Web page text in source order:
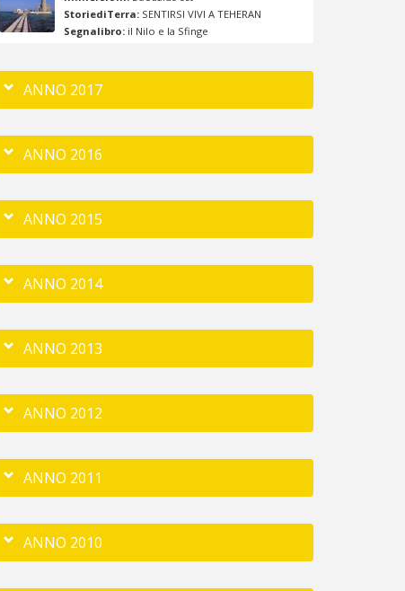
StoriediTerra: SENTIRSI VIVI A TEHERAN
Segnalibro: il Nilo e la Sfinge
ANNO 2017
ANNO 2016
ANNO 2015
ANNO 2014
ANNO 2013
ANNO 2012
ANNO 2011
ANNO 2010